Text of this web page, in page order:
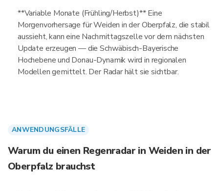
**Variable Monate (Frühling/Herbst)** Eine
Morgenvorhersage für Weiden in der Oberpfalz, die stabil
aussieht, kann eine Nachmittagszelle vor dem nächsten
Update erzeugen — die Schwäbisch-Bayerische
Hochebene und Donau-Dynamik wird in regionalen
Modellen gemittelt. Der Radar hält sie sichtbar.
ANWENDUNGSFÄLLE
Warum du einen Regenradar in Weiden in der
Oberpfalz brauchst